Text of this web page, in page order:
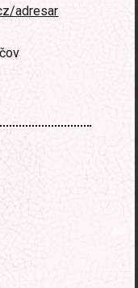
adresar